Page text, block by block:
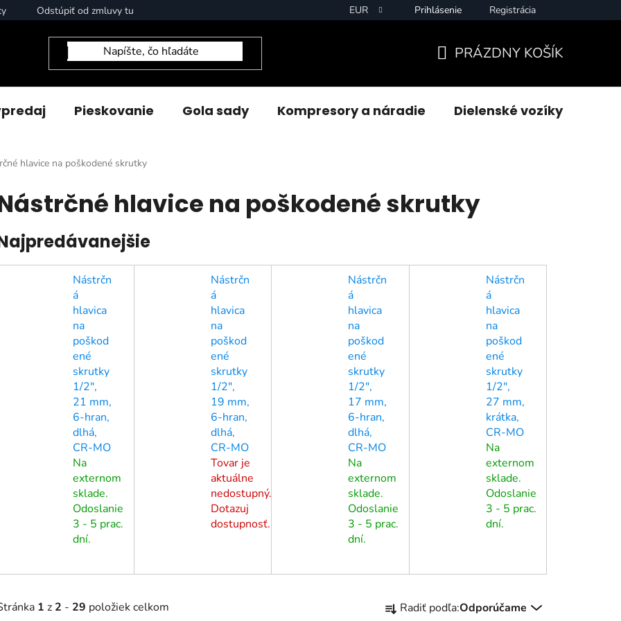
Odstúpiť od zmluvy tu EUR Prihlásenie Registrácia
KOŠÍK
PRÁZDNY KOŠÍK
Pieskovanie Gola sady Kompresory a náradie Dielenské vozíky
hlavice na poškodené skrutky
hlavice na poškodené skrutky
Nástrčn
á
hlavica
na
poškod
ené
skrutky
1/2",
21 mm,
6-hran,
dlhá,
CR-MO
Na
externom
sklade.
Odoslanie
3 - 5 prac.
dní.
Nástrčn
á
hlavica
na
poškod
ené
skrutky
1/2",
19 mm,
6-hran,
dlhá,
CR-MO
Tovar je
aktuálne
nedostupný.
Dotazuj
dostupnosť.
Nástrčn
á
hlavica
na
poškod
ené
skrutky
1/2",
17 mm,
6-hran,
dlhá,
CR-MO
Na
externom
sklade.
Odoslanie
3 - 5 prac.
dní.
Nástrčn
á
hlavica
na
poškod
ené
skrutky
1/2",
27 mm,
krátka,
CR-MO
Na
externom
sklade.
Odoslanie
3 - 5 prac.
dní.
1 z 2 - 29 položiek celkom a Radiť podľa:Odporúčame